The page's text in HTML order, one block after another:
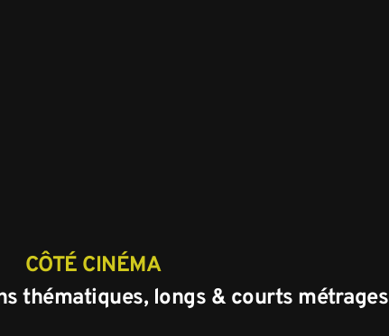
CÔTÉ CINÉMA
thématiques, longs & courts métrages